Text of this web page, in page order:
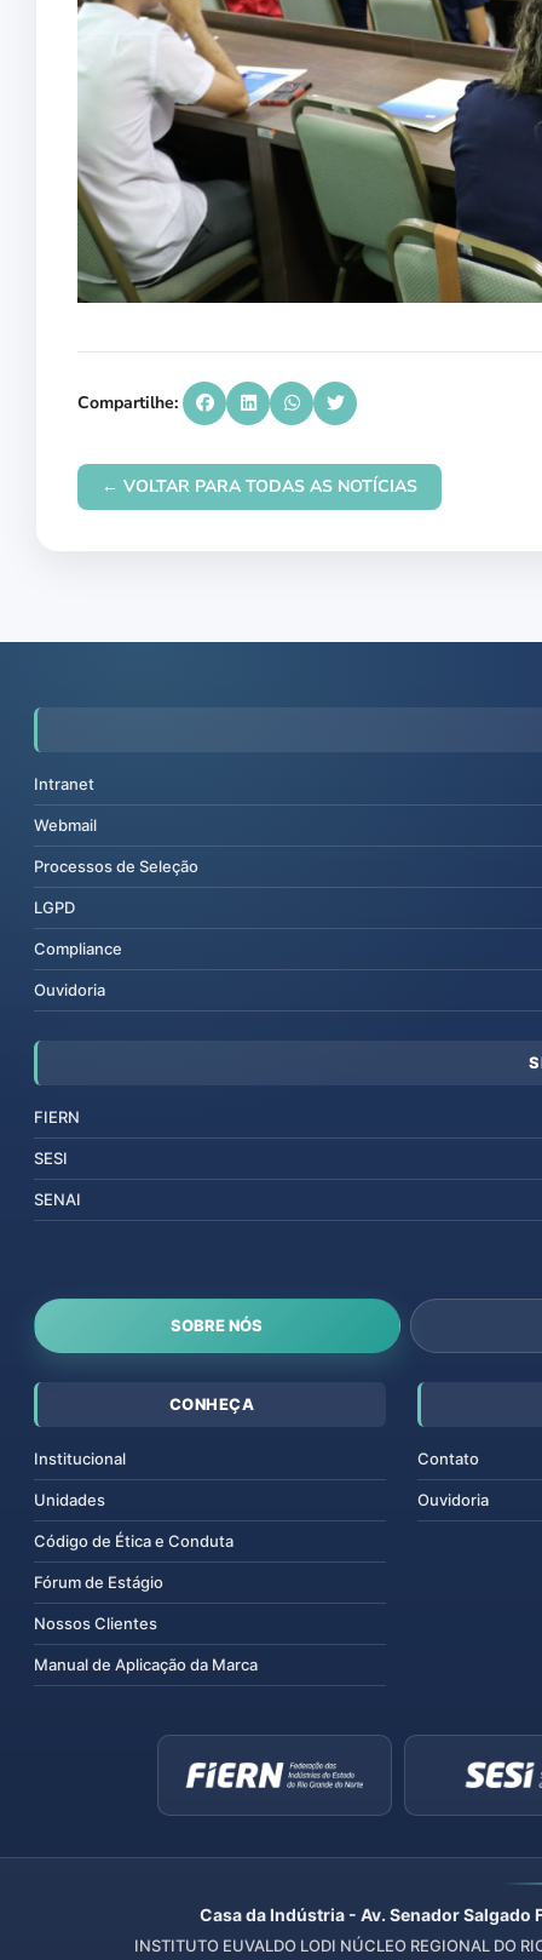
Compartilhe:
← VOLTAR PARA TODAS AS NOTÍCIAS
Intranet
Webmail
Processos de Seleção
LGPD
Compliance
Ouvidoria
FIERN
SESI
SENAI
SOBRE NÓS
CONHEÇA
Institucional
Unidades
Código de Ética e Conduta
Fórum de Estágio
Nossos Clientes
Manual de Aplicação da Marca
Contato
Ouvidoria
Casa da Indústria - Av. Senador
INSTITUTO EUVALDO LODI NÚCLEO REGIONAL DO